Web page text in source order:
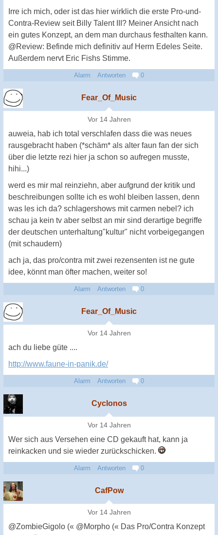
Irre ich mich, oder ist das hier wirklich die erste Pro-und-
Contra-Review seit Billy Talent III? Meiner Ansicht nach
ein gutes Konzept, an dem man durchaus festhalten kann.
@Review: Befinde mich definitiv auf Herrn Edeles Seite.
Außerdem nervt Eric Fishs Stimme.
Alarm Antworten 0
Fear_Of_Music
Vor 14 Jahren
auweia, hab ich total verschlafen dass die was neues
rausgebracht haben (*schäm* als alter faun fan der sich
über die letzte rezi hier ja schon so aufregen musste,
hihi...)
werd es mir mal reinziehn, aber aufgrund der kritik und
beschreibungen sollte ich es wohl bleiben lassen, denn
was les ich da? schlagershows mit carmen nebel? ich
schau ja kein tv aber selbst an mir sind derartige begriffe
der deutschen unterhaltung"kultur" nicht vorbeigegangen
(mit schaudern)
ach ja, das pro/contra mit zwei rezensenten ist ne gute
idee, könnt man öfter machen, weiter so!
Alarm Antworten 0
Fear_Of_Music
Vor 14 Jahren
ach du liebe güte ....
http://www.faune-in-panik.de/
Alarm Antworten 0
Cyclonos
Vor 14 Jahren
Wer sich aus Versehen eine CD gekauft hat, kann ja
reinkacken und sie wieder zurückschicken.
Alarm Antworten 0
CafPow
Vor 14 Jahren
@ZombieGigolo (« @Morpho (« Das Pro/Contra Konzept